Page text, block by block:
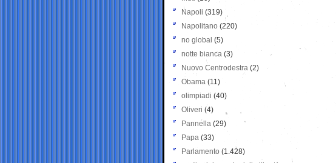
Napoli (319)
Napolitano (220)
no global (5)
notte bianca (3)
Nuovo Centrodestra (2)
Obama (11)
olimpiadi (40)
Oliveri (4)
Pannella (29)
Papa (33)
Parlamento (1.428)